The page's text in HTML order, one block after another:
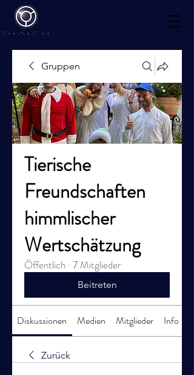
Gruppen
Tierische
Freundschaften
himmlischer
Wertschätzung
Öffentlich · 7 Mitglieder
Beitreten
Diskussionen Medien Mitglieder Info
Zurück